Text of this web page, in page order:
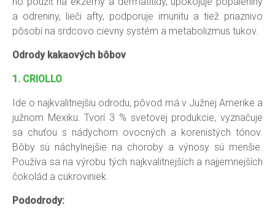
a odreniny, lieči afty, podporuje imunitu a tiež priaznivo
pôsobí na srdcovo cievny systém a metabolizmus tukov.
Odrody kakaových bôbov
1. CRIOLLO
Ide o najkvalitnejšiu odrodu, pôvod má v Južnej Amerike a
južnom Mexiku. Tvorí 3 % svetovej produkcie, vyznačuje
sa chuťou s nádychom ovocných a korenistých tónov.
Bôby sú náchylnejšie na choroby a výnosy sú menšie.
Používa sa na výrobu tých najkvalitnejších a najjemnejších
čokolád a cukroviniek.
Pododrody: